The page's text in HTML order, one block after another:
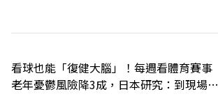
看球也能「復健大腦」！每週看體育賽事
老年憂鬱風險降3成，日本研究：到現場效